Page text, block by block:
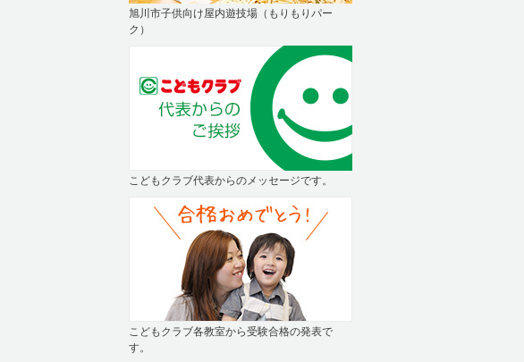
旭川市子供向け屋内遊技場（もりもりパー
ク）
こどもクラブ代表からのメッセージです。
こどもクラブ各教室から受験合格の発表で
す。